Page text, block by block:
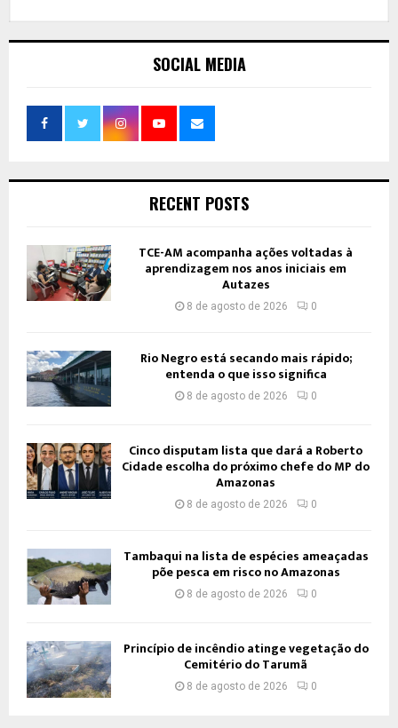
SOCIAL MEDIA
RECENT POSTS
TCE-AM acompanha ações voltadas à
aprendizagem nos anos iniciais em
Autazes
8 de agosto de 2026 0
Rio Negro está secando mais rápido;
entenda o que isso significa
8 de agosto de 2026 0
Cinco disputam lista que dará a Roberto
Cidade escolha do próximo chefe do MP do
Amazonas
8 de agosto de 2026 0
Tambaqui na lista de espécies ameaçadas
põe pesca em risco no Amazonas
8 de agosto de 2026 0
Princípio de incêndio atinge vegetação do
Cemitério do Tarumã
8 de agosto de 2026 0